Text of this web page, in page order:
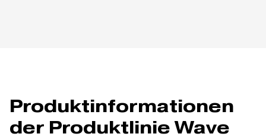
Produktinformationen
der Produktlinie Wave